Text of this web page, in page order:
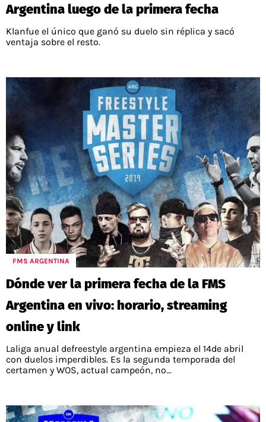
Argentina luego de la primera fecha
Klanfue el único que ganó su duelo sin réplica y sacó
ventaja sobre el resto.
FMS ARGENTINA
Dónde ver la primera fecha de la FMS
Argentina en vivo: horario, streaming
online y link
Laliga anual defreestyle argentina empieza el 14de abril
con duelos imperdibles. Es la segunda temporada del
certamen y WOS, actual campeón, no...